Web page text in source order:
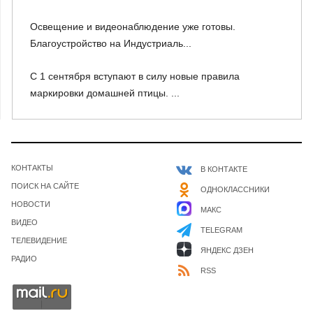
Освещение и видеонаблюдение уже готовы.
Благоустройство на Индустриаль...
С 1 сентября вступают в силу новые правила
маркировки домашней птицы. ...
КОНТАКТЫ
ПОИСК НА САЙТЕ
НОВОСТИ
ВИДЕО
ТЕЛЕВИДЕНИЕ
РАДИО
В КОНТАКТЕ
ОДНОКЛАССНИКИ
МАКС
TELEGRAM
ЯНДЕКС ДЗЕН
RSS